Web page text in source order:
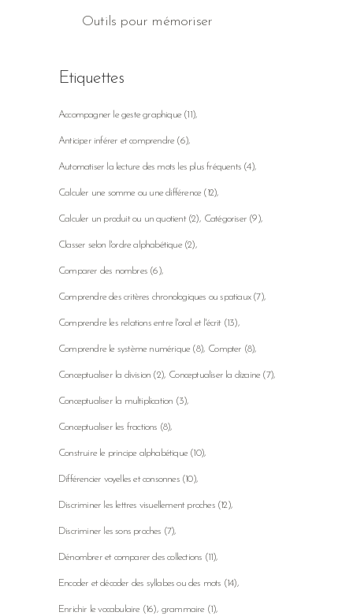
Outils pour mémoriser
Etiquettes
Accompagner le geste graphique(11)
Anticiper inférer et comprendre(6)
Automatiser la lecture des mots les plus fréquents (4)
Calculer une somme ou une différence(12)
Calculer un produit ou un quotient(2) Catégoriser (9)
Classer selon l'ordre alphabétique(2)
Comparer des nombres (6)
Comprendre des critères chronologiques ou spatiaux(7)
Comprendre les relations entre l'oral et l'écrit(13)
Comprendre le système numérique(8) Compter (8)
Conceptualiser la division (2) Conceptualiser la dizaine(7)
Conceptualiser la multiplication (3)
Conceptualiser les fractions (8)
Construire le principe alphabétique(10)
Différencier voyelles et consonnes(10)
Discriminer les lettres visuellement proches(12)
Discriminer les sons proches (7)
Dénombrer et comparer des collections (11)
Encoder et décoder des syllabes ou des mots (14)
Enrichir le vocabulaire(16) grammaire(1)